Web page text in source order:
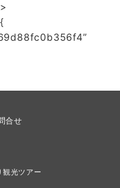
合せ
観光ツアー